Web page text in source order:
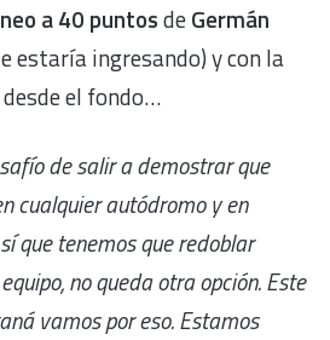
a 40 puntosdeGermán
estaría ingresando) y con la
el fondo…
de salir a demostrar que
cualquier autódromo y en
que tenemos que redoblar
no queda otra opción. Este
vamos por eso. Estamos